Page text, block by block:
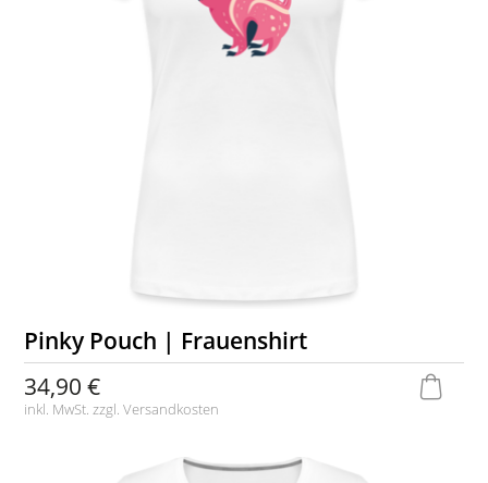
Pinky Pouch | Frauenshirt
34,90 €
inkl. MwSt. zzgl.Versandkosten